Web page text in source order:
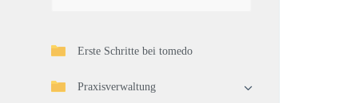
Erste Schritte bei tomedo
Praxisverwaltung